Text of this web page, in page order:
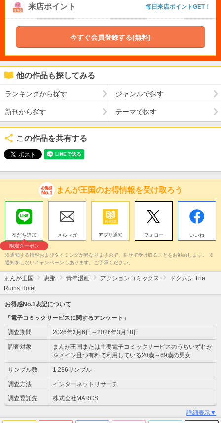
来店ポイント 毎日来店ポイントGET！
今すぐ会員登録する(無料)
他の作品も探してみる
ランキングから探す ジャンルで探す
新刊から探す テーマで探す
この作品を共有する
まんが王国のお得情報を受け取ろう
友だち追加
限定クーポン
メルマガ アプリ通知 フォロー いいね
※通知する情報およびタイミングが異なりますので、併せて受け取ることをお勧めします。 ※
通知をしないキャンペーンもあります。ご了承ください。
まんが王国 恵那 青年漫画 アクションコミックス
ドクムシ The
Ruins Hotel
お得感No.1表記について
「電子コミックサービスに関するアンケート」
調査期間 2026年3月6日～2026年3月18日
調査対象
まんが王国または主要電子コミックサービスのうちいずれか
をメイン且つ有料で利用している20歳～69歳の男女
サンプル数 1,236サンプル
調査方法 インターネットリサーチ
調査委託先 株式会社MARCS
詳細表示▼